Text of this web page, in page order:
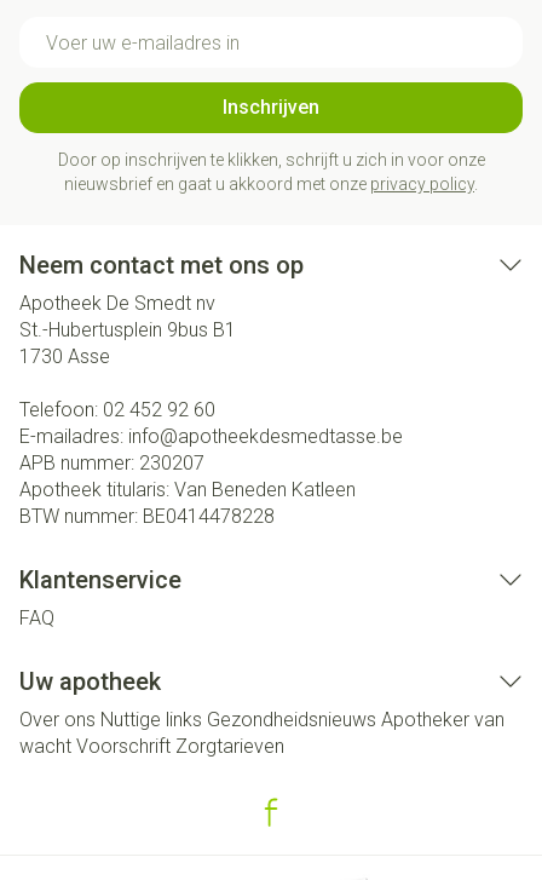
Inschrijven
Door op inschrijven te klikken, schrijft u zich in voor onze
nieuwsbrief en gaat u akkoord met onze privacy policy.
Neem contact met ons op
Apotheek De Smedt nv
St.-Hubertusplein 9bus B1
1730 Asse
Telefoon: 02 452 92 60
E-mailadres: info@apotheekdesmedtasse.be
APB nummer: 230207
Apotheek titularis: Van Beneden Katleen
BTW nummer: BE0414478228
Klantenservice
FAQ
Uw apotheek
Over ons Nuttige links Gezondheidsnieuws Apotheker van
wacht Voorschrift Zorgtarieven